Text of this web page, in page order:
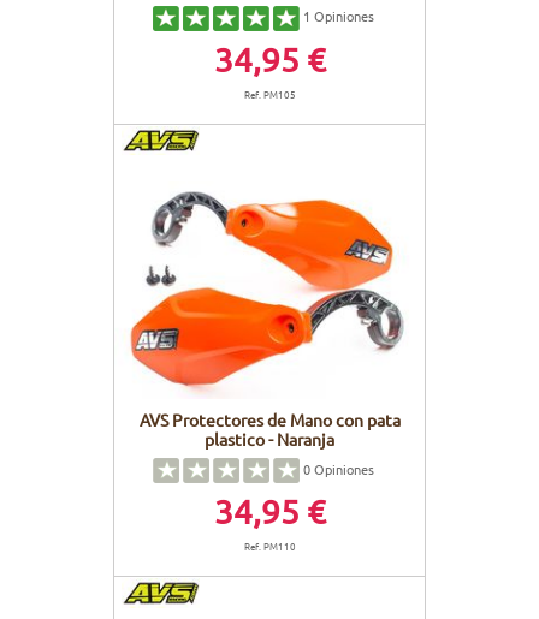
1 Opiniones
34,95 €
Ref. PM105
AVS Protectores de Mano con pata
plastico - Naranja
0Opiniones
34,95 €
Ref. PM110